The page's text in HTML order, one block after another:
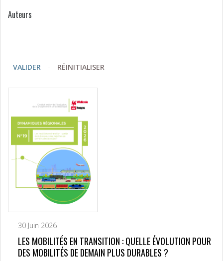
Auteurs
VALIDER - RÉINITIALISER
30 Juin 2026
LES MOBILITÉS EN TRANSITION : QUELLE ÉVOLUTION POUR
DES MOBILITÉS DE DEMAIN PLUS DURABLES ?